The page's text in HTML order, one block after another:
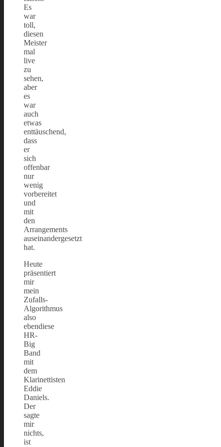
Es
war
toll,
diesen
Meister
mal
live
zu
sehen,
aber
es
war
auch
etwas
enttäuschend,
dass
er
sich
offenbar
nur
wenig
vorbereitet
und
mit
den
Arrangements
auseinandergesetzt
hat.
Heute
präsentiert
mir
mein
Zufalls-
Algorithmus
also
ebendiese
HR-
Big
Band
mit
dem
Klarinettisten
Eddie
Daniels.
Der
sagte
mir
nichts,
ist